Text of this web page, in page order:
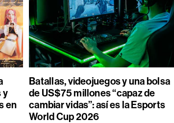
y
en
Batallas, videojuegos y una bolsa
de US$75 millones “capaz de
cambiar vidas”: así es la Esports
World Cup 2026